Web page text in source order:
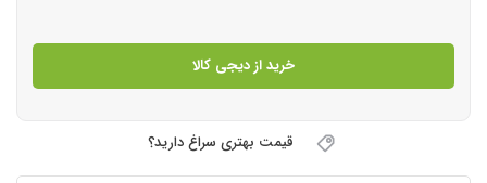
خرید از دیجی کالا
قیمت بهتری سراغ دارید؟